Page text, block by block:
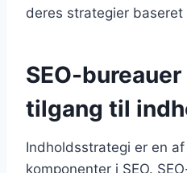
deres strategier
SEO-
tilgang til
Indholdsstrategi er en
komponenter i SEO.